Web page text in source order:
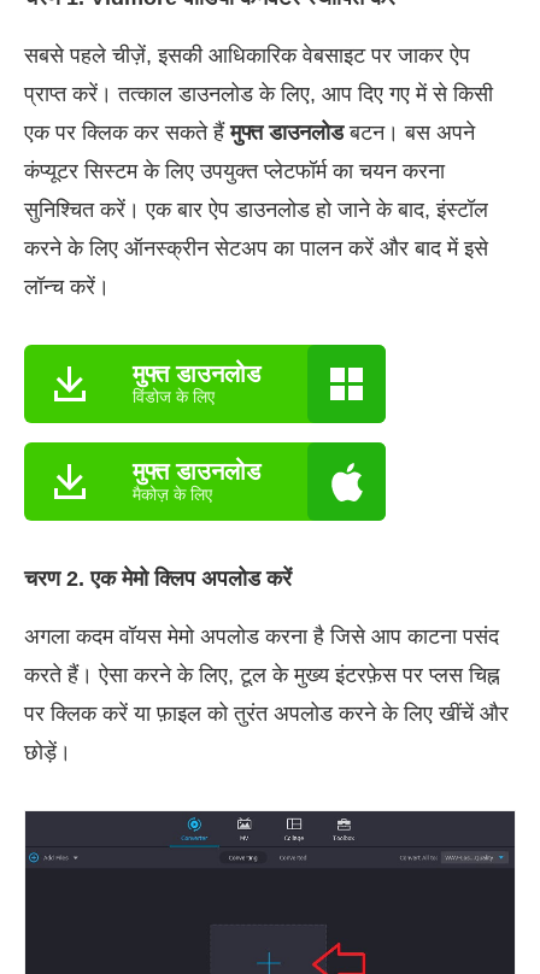
सबसे पहले चीज़ें, इसकी आधिकारिक वेबसाइट पर जाकर ऐप
प्राप्त करें। तत्काल डाउनलोड के लिए, आप दिए गए में से किसी
एक पर क्लिक कर सकते हैंमुफ्त डाउनलोडबटन। बस अपने
कंप्यूटर सिस्टम के लिए उपयुक्त प्लेटफॉर्म का चयन करना
सुनिश्चित करें। एक बार ऐप डाउनलोड हो जाने के बाद, इंस्टॉल
करने के लिए ऑनस्क्रीन सेटअप का पालन करें और बाद में इसे
लॉन्च करें।
मुफ्त डाउनलोड
विंडोज के लिए
मुफ्त डाउनलोड
मैकोज़ के लिए
चरण 2. एक मेमो क्लिप अपलोड करें
अगला कदम वॉयस मेमो अपलोड करना है जिसे आप काटना पसंद
करते हैं। ऐसा करने के लिए, टूल के मुख्य इंटरफ़ेस पर प्लस चिह्न
पर क्लिक करें या फ़ाइल को तुरंत अपलोड करने के लिए खींचें और
छोड़ें।